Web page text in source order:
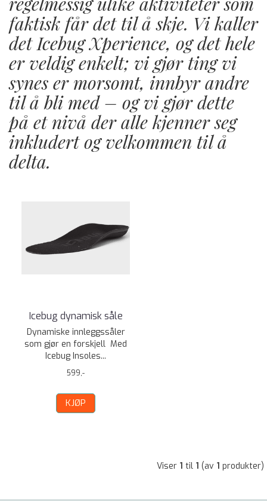
faktisk får det til å skje. Vi kaller
det Icebug Xperience, og det hele
er veldig enkelt; vi gjør ting vi
synes er morsomt, innbyr andre
til å bli med – og vi gjør dette
på et nivå der alle kjenner seg
inkludert og velkommen til å
delta.
Icebug dynamisk såle
Dynamiske innleggssåler
som gjør en forskjell Med
Icebug Insoles...
599,-
KJØP
Viser 1 til 1 (av 1 produkter)